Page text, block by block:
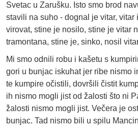
Svetac u Zarušku. Isto smo brod
stavili na suho - dognal je vitar, vitar
virovat, stine je nosilo, stine je vitar
tramontana, stine je, sinko, nosil
Mi smo odnili robu i kašetu s
gori u bunjac iskuhat jer ribe nismo
te kumpire očistili, dovršili čistit
ih nismo mogli jist od žalosti što ni
žalosti nismo mogli jist. Večera je
bunjac. Tad nismo bili u spilu